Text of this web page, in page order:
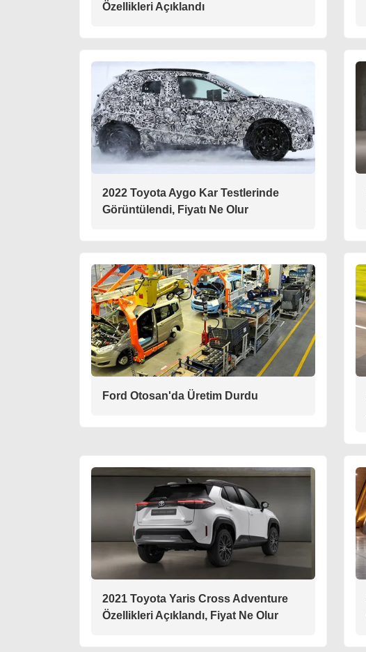
Özellikleri Açıklandı
2022 Toyota Aygo Kar Testlerinde
Görüntülendi, Fiyatı Ne Olur
Ford Otosan'da Üretim Durdu
2021 Toyota Yaris Cross Adventure
Özellikleri Açıklandı, Fiyat Ne Olur